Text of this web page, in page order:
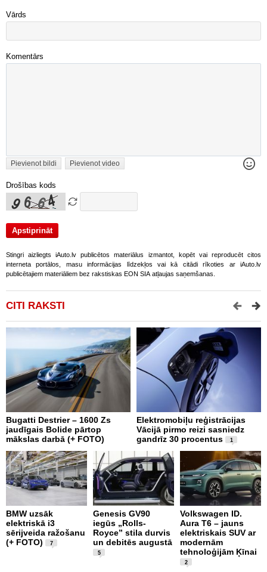
Vārds
Komentārs
Pievienot bildi Pievienot video
Drošības kods
Stingri aizliegts iAuto.lv publicētos materiālus izmantot, kopēt vai reproducēt citos
interneta portālos, masu informācijas līdzekļos vai kā citādi rīkoties ar iAuto.lv
publicētajiem materiāliem bez rakstiskas EON SIA atļaujas saņemšanas.
CITI RAKSTI
Bugatti Destrier – 1600 Zs
jaudīgais Bolide pārtop
mākslas darbā (+ FOTO)
Elektromobiļu reģistrācijas
Vācijā pirmo reizi sasniedz
gandrīz 30 procentus
1
BMW uzsāk
elektriskā i3
sērijveida ražošanu
(+ FOTO)
7
Genesis GV90
iegūs „Rolls-
Royce” stila durvis
un debitēs augustā
5
Volkswagen ID.
Aura T6 – jauns
elektriskais SUV ar
modernām
tehnoloģijām Ķīnai
2